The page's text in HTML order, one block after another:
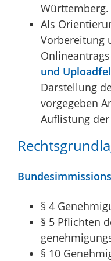
Württemberg.
Als
Vorbereitung
und
Darstellung
vorgegeben
Auflistung
§ 4
§ 5 Pflichten
§ 10